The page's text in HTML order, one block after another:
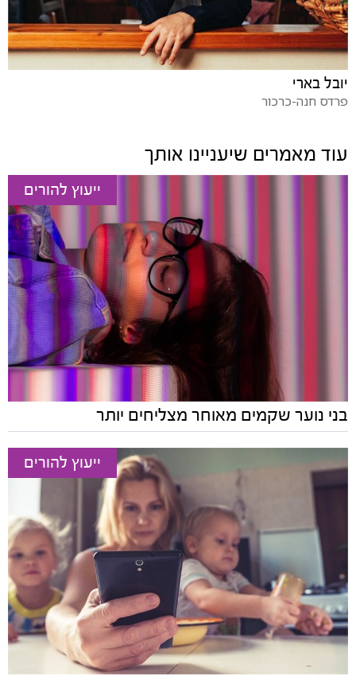
יובל בארי
פרדס חנה-כרכור
עוד מאמרים שיעניינו אותך
ייעוץ להורים
בני נוער שקמים מאוחר מצליחים יותר
ייעוץ להורים